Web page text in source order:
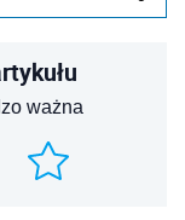
ważna